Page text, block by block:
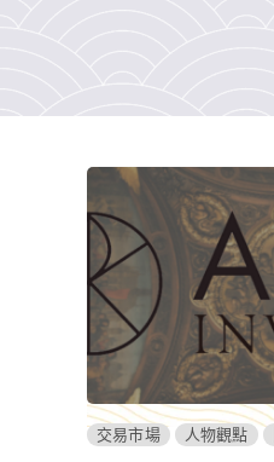
交易市場 人物觀點